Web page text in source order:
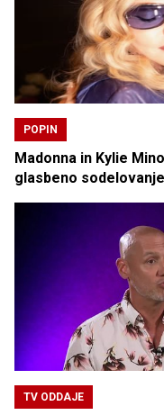
POPIN
Madonna in Kylie
glasbeno sodelovanje
TV ODDAJE